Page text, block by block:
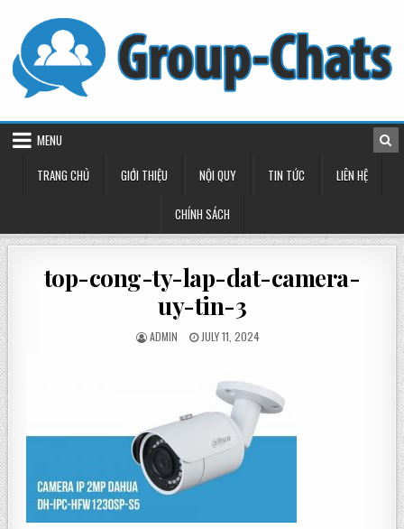
content
MENU
TRANG CHỦ
GIỚI THIỆU NỘI QUY TIN TỨC LIÊN HỆ
CHÍNH SÁCH
top-cong-ty-lap-dat-camera-
uy-tin-3
POSTED
ADMIN
POSTED
JULY 11, 2024